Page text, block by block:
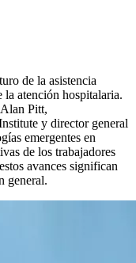
de la asistencia
atención hospitalaria.
Pitt,
y director general
emergentes en
de los trabajadores
avances significan
general.